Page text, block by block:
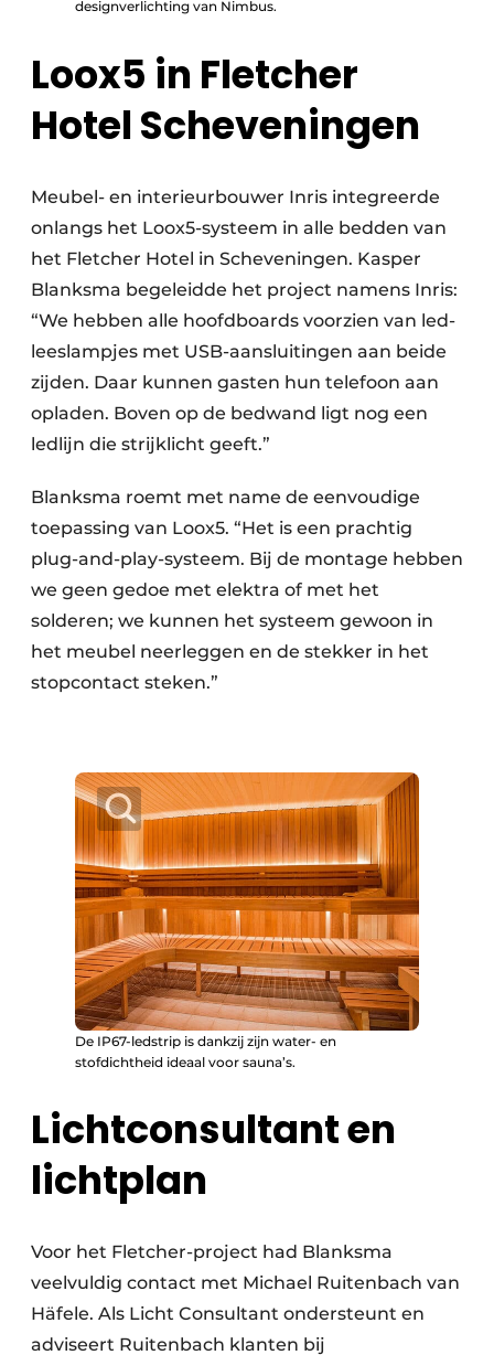
designverlichting van Nimbus.
Loox5 in Fletcher
Hotel Scheveningen
Meubel- en interieurbouwer Inris integreerde
onlangs het Loox5-systeem in alle bedden van
het Fletcher Hotel in Scheveningen. Kasper
Blanksma begeleidde het project namens Inris:
“We hebben alle hoofdboards voorzien van led-
leeslampjes met USB-aansluitingen aan beide
zijden. Daar kunnen gasten hun telefoon aan
opladen. Boven op de bedwand ligt nog een
ledlijn die strijklicht geeft.”
Blanksma roemt met name de eenvoudige
toepassing van Loox5. “Het is een prachtig
plug-and-play-systeem. Bij de montage hebben
we geen gedoe met elektra of met het
solderen; we kunnen het systeem gewoon in
het meubel neerleggen en de stekker in het
stopcontact steken.”
De IP67-ledstrip is dankzij zijn water- en
stofdichtheid ideaal voor sauna’s.
Lichtconsultant en
lichtplan
Voor het Fletcher-project had Blanksma
veelvuldig contact met Michael Ruitenbach van
Häfele. Als Licht Consultant ondersteunt en
adviseert Ruitenbach klanten bij